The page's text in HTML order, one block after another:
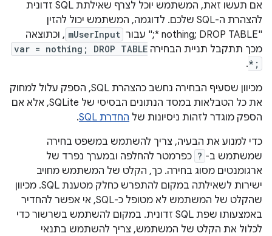
אם תעשו זאת, המשתמש יוכל לצרף שאילתת SQL זדונית
להצהרת ה-SQL שלכם. לדוגמה, המשתמש יכול להזין
"nothing; DROP TABLE *;" עבור
mUserInput , וכתוצאה
מכך תתקבל תניית הבחירה var = nothing; DROP TABLE
*;
.
מכיוון שסעיף הבחירה נחשב כהצהרת SQL, הספק עלול למחוק
את כל הטבלאות במסד הנתונים הבסיסי של SQLite, אלא אם
הספק מוגדר לזהות ניסיונות של החדרת SQL
.
כדי למנוע את הבעיה, צריך להשתמש במשפט בחירה
שמשתמש ב- ? כפרמטר להחלפה ובמערך נפרד של
ארגומנטים מסוג בחירה. כך, הקלט של המשתמש מחויב
ישירות לשאילתה במקום להתפרש כחלק מטענת SQL. מכיוון
שהקלט של המשתמש לא מטופל כ-SQL, אי אפשר להחדיר
באמצעותו שפת SQL זדונית. במקום להשתמש בשרשור כדי
לכלול את הקלט של המשתמש, צריך להשתמש בתנאי